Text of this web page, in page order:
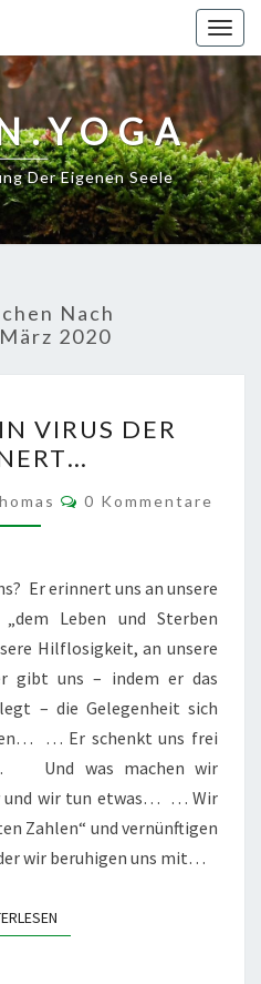
Der Eigenen Seele
Nach
März 2020
EIN
VIRUS
DER
ERINNERT…
VIRUS DER
Kommentare
0 Kommentare
Er erinnert uns an unsere
Leben und Sterben
Hilflosigkeit, an unsere
uns – indem er das
– die Gelegenheit sich
… Er schenkt uns frei
Und was machen wir
und wir tun etwas… … Wir
Zahlen“ und vernünftigen
wir beruhigen uns mit…
WEITERLESEN